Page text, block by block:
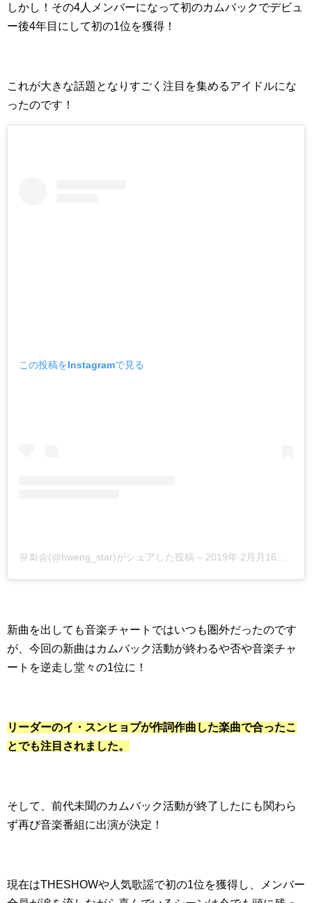
しかし！その4人メンバーになって初のカムバックでデビュ
ー後4年目にして初の1位を獲得！
これが大きな話題となりすごく注目を集めるアイドルにな
ったのです！
この投稿をInstagramで見る
유회승(@hweng_star)がシェアした投稿 – 2019年 2月月16日午前7時12分PST
新曲を出しても音楽チャートではいつも圏外だったのです
が、今回の新曲はカムバック活動が終わるや否や音楽チャ
ートを逆走し堂々の1位に！
リーダーのイ・スンヒョプが作詞作曲した楽曲で合ったこ
とでも注目されました。
そして、前代未聞のカムバック活動が終了したにも関わら
ず再び音楽番組に出演が決定！
現在はTHESHOWや人気歌謡で初の1位を獲得し、メンバー